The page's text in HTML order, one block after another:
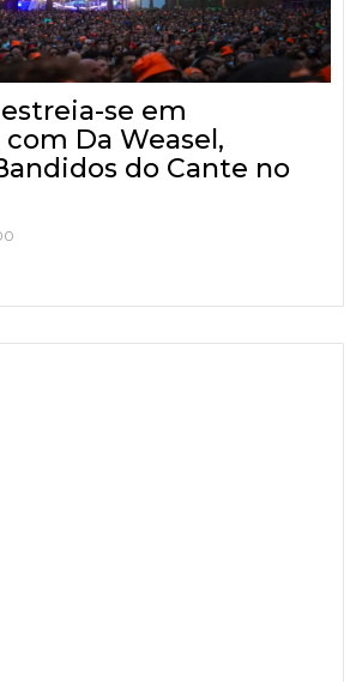
se em
Da Weasel,
do Cante no